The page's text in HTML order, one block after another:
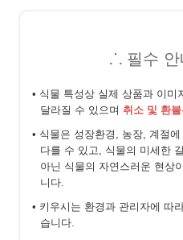
⸫ 필수
• 식물 특성상 실제 상품과 이
달라질 수 있으며 취소 및 환
• 식물은 성장환경, 농장, 계절
다를 수 있고, 식물의 미세한
아닌 식물의 자연스러운 현상
니다.
• 키우시는 환경과 관리자에 따
습니다.